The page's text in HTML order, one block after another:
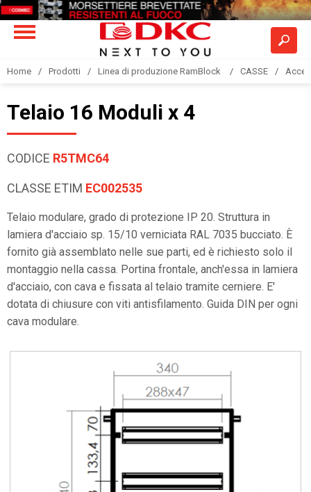
Home Prodotti Linea di produzione RamBlock CASSE
Telaio 16 Moduli x 4
CODICE R5TMC64
CLASSE ETIM EC002535
Telaio modulare, grado di protezione IP 20. Struttura in
lamiera d'acciaio sp. 15/10 verniciata RAL 7035 bucciato. È
fornito già assemblato nelle sue parti, ed è richiesto solo il
montaggio nella cassa. Portina frontale, anch'essa in lamiera
d'acciaio, con cava e fissata al telaio tramite cerniere. E'
dotata di chiusure con viti antisfilamento. Guida DIN per ogni
cava modulare.